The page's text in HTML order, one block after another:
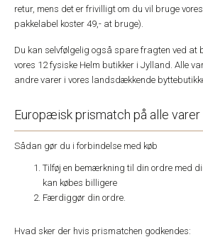
retur, mens det er frivilligt om du vil bruge
pakkelabel koster 49,- at bruge).
Du kan selvfølgelig også spare fragten ved at
vores 12 fysiske Helm butikker i Jylland. Alle
andre varer i vores landsdækkende
Europæisk prismatch på alle varer
Sådan gør du i forbindelse med køb
Tilføj en bemærkning til din ordre med
kan købes billigere
Færdiggør din ordre.
Hvad sker der hvis prismatchen godkendes: